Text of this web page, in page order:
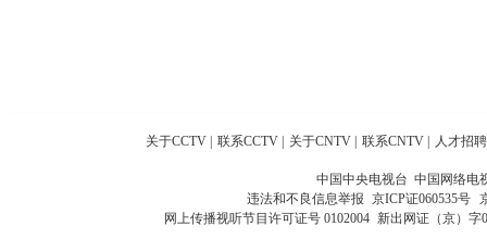
关于CCTV 联系CCTV 关于CNTV 联系CNTV 人才招聘
中国中央电视台 中国网络电
违法和不良信息举报 京ICP证060535号
网上传播视听节目许可证号 0102004 新出网证（京）